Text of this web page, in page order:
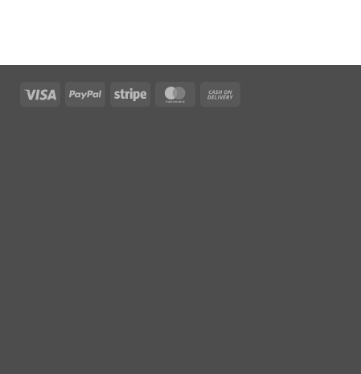
Visa PayPal Stripe MasterCard